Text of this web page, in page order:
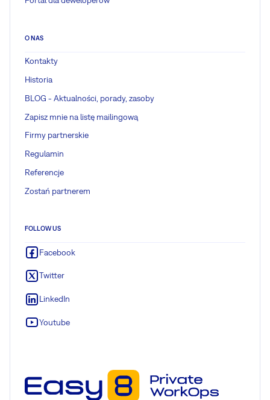
O NAS
Kontakty
Historia
BLOG - Aktualności, porady, zasoby
Zapisz mnie na listę mailingową
Firmy partnerskie
Regulamin
Referencje
Zostań partnerem
FOLLOW US
Facebook
Twitter
LinkedIn
Youtube